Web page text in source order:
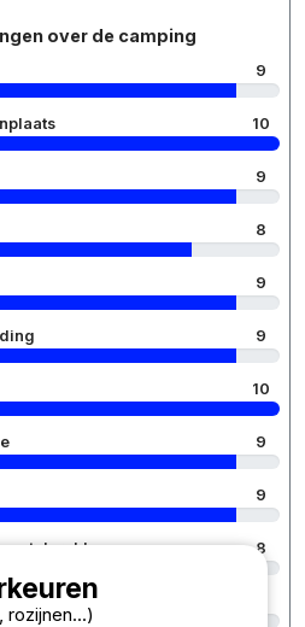
over de camping
9
10
9
8
9
9
10
9
9
durable 8